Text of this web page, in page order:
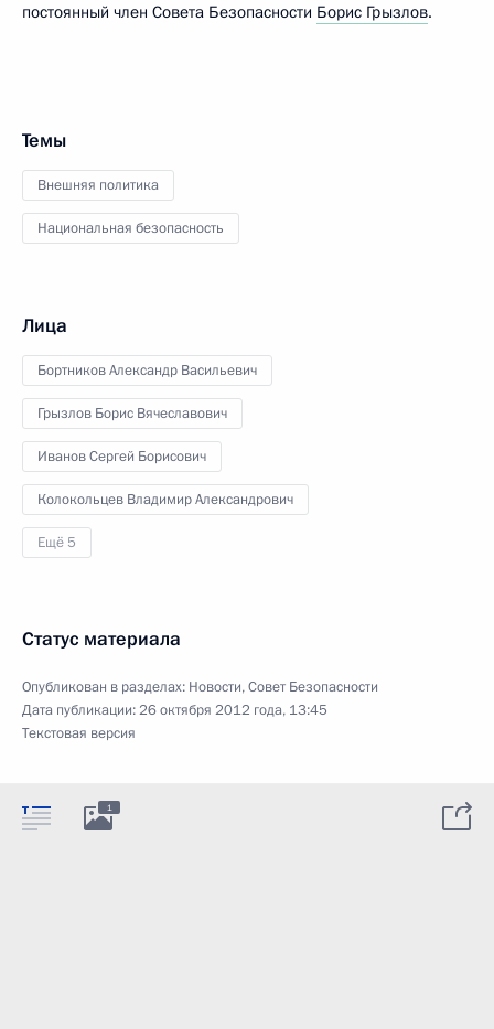
постоянный член Совета Безопасности Борис Грызлов.
Темы
Внешняя политика
Национальная безопасность
Лица
Бортников Александр Васильевич
Грызлов Борис Вячеславович
Иванов Сергей Борисович
Колокольцев Владимир Александрович
Ещё 5
Статус материала
Опубликован в разделах: Новости,Совет Безопасности
Дата публикации:26 октября 2012 года, 13:45
Текстовая версия
1